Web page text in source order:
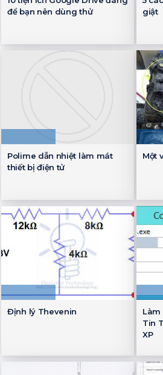
để bạn nên dùng thử
giật
Polime dẫn nhiệt làm mát
thiết bị điện tử
Một
Định lý Thevenin
Làm
Tin
XP